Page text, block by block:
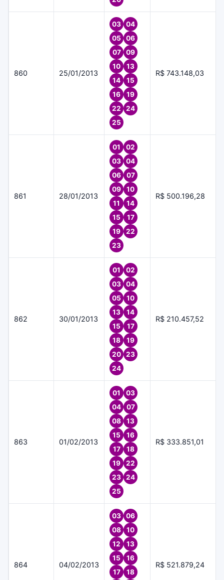
860 25/01/2013
03
04
05
06
07
09
10
13
14
15
16
19
22
24
25
R$ 743.148,03
861 28/01/2013
01
02
03
04
06
07
09
10
11
14
15
17
19
22
23
R$ 500.196,28
862 30/01/2013
01
02
03
04
05
10
13
14
15
17
18
19
20
23
24
R$ 210.457,52
863 01/02/2013
01
03
04
07
08
13
15
16
17
18
19
22
23
24
25
R$ 333.851,01
864 04/02/2013
03
06
08
10
12
13
15
16
17
18
R$ 521.879,24